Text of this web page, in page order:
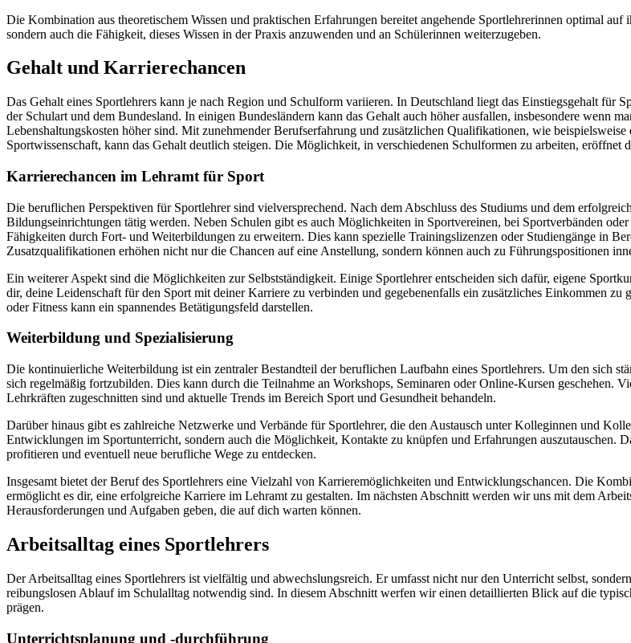
Die Kombination aus theoretischem Wissen und praktischen Erfahrungen bereitet angehende Sportlehrerinnen optimal
sondern auch die Fähigkeit, dieses Wissen in der Praxis anzuwenden und an Schülerinnen weiterzugeben.
Gehalt und Karrierechancen
Das Gehalt eines Sportlehrers kann je nach Region und Schulform variieren. In Deutschland liegt das Einstiegsgehalt
der Schulart und dem Bundesland. In einigen Bundesländern kann das Gehalt auch höher ausfallen, insbesondere wenn
Lebenshaltungskosten höher sind. Mit zunehmender Berufserfahrung und zusätzlichen Qualifikationen, wie
Sportwissenschaft, kann das Gehalt deutlich steigen. Die Möglichkeit, in verschiedenen Schulformen zu arbeiten,
Karrierechancen im Lehramt für Sport
Die beruflichen Perspektiven für Sportlehrer sind vielversprechend. Nach dem Abschluss des Studiums und dem
Bildungseinrichtungen tätig werden. Neben Schulen gibt es auch Möglichkeiten in Sportvereinen, bei Sportverbänden
Fähigkeiten durch Fort- und Weiterbildungen zu erweitern. Dies kann spezielle Trainingslizenzen oder Studiengänge in
Zusatzqualifikationen erhöhen nicht nur die Chancen auf eine Anstellung, sondern können auch zu Führungspositionen
Ein weiterer Aspekt sind die Möglichkeiten zur Selbstständigkeit. Einige Sportlehrer entscheiden sich dafür, eigene
dir, deine Leidenschaft für den Sport mit deiner Karriere zu verbinden und gegebenenfalls ein zusätzliches Einkommen
oder Fitness kann ein spannendes Betätigungsfeld darstellen.
Weiterbildung und Spezialisierung
Die kontinuierliche Weiterbildung ist ein zentraler Bestandteil der beruflichen Laufbahn eines Sportlehrers. Um den sich
sich regelmäßig fortzubilden. Dies kann durch die Teilnahme an Workshops, Seminaren oder Online-Kursen geschehen.
Lehrkräften zugeschnitten sind und aktuelle Trends im Bereich Sport und Gesundheit behandeln.
Darüber hinaus gibt es zahlreiche Netzwerke und Verbände für Sportlehrer, die den Austausch unter Kolleginnen und
Entwicklungen im Sportunterricht, sondern auch die Möglichkeit, Kontakte zu knüpfen und Erfahrungen auszutauschen.
profitieren und eventuell neue berufliche Wege zu entdecken.
Insgesamt bietet der Beruf des Sportlehrers eine Vielzahl von Karrieremöglichkeiten und Entwicklungschancen. Die
ermöglicht es dir, eine erfolgreiche Karriere im Lehramt zu gestalten. Im nächsten Abschnitt werden wir uns mit dem
Herausforderungen und Aufgaben geben, die auf dich warten können.
Arbeitsalltag eines Sportlehrers
Der Arbeitsalltag eines Sportlehrers ist vielfältig und abwechslungsreich. Er umfasst nicht nur den Unterricht selbst,
reibungslosen Ablauf im Schulalltag notwendig sind. In diesem Abschnitt werfen wir einen detaillierten Blick auf die
prägen.
Unterrichtsplanung und -durchführung